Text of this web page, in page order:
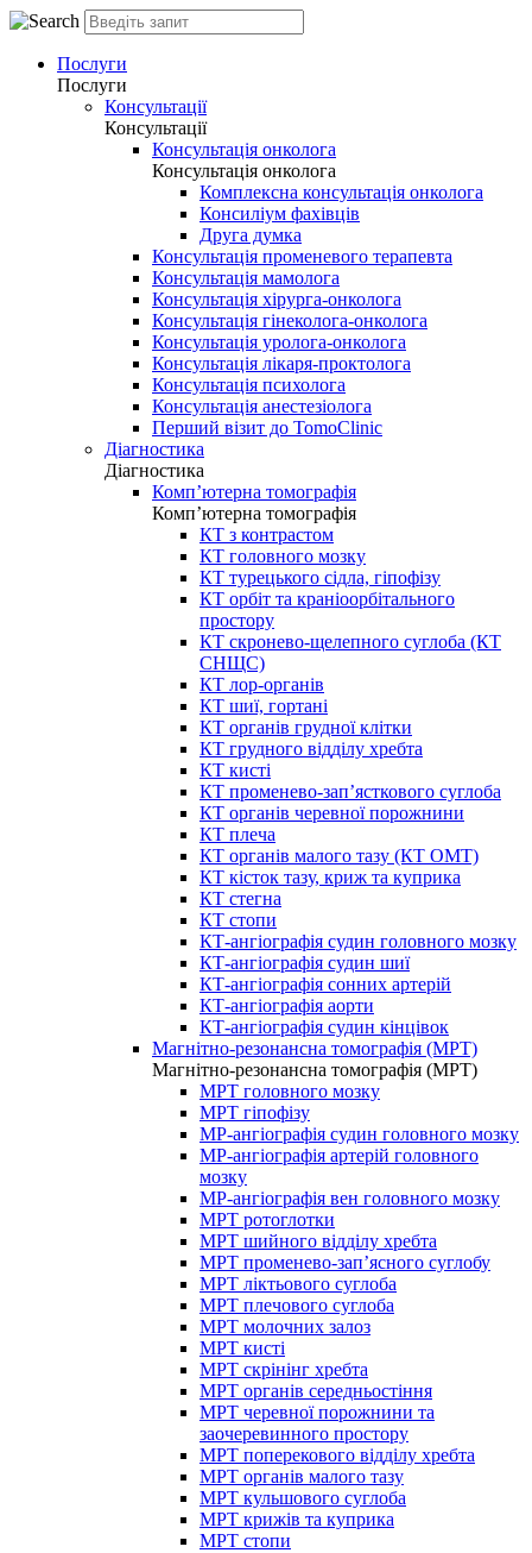
Послуги
Послуги
Консультації
Консультації
Консультація онколога
Консультація онколога
Комплексна консультація онколога
Консиліум фахівців
Друга думка
Консультація променевого терапевта
Консультація мамолога
Консультація хірурга-онколога
Консультація гінеколога-онколога
Консультація уролога-онколога
Консультація лікаря-проктолога
Консультація психолога
Консультація анестезіолога
Перший візит до TomoClinic
Діагностика
Діагностика
Комп’ютерна томографія
Комп’ютерна томографія
КТ з контрастом
КТ головного мозку
КТ турецького сідла, гіпофізу
КТ орбіт та краніоорбітального
простору
КТ скронево-щелепного суглоба (КТ
СНЩС)
КТ лор-органів
КТ шиї, гортані
КТ органів грудної клітки
КТ грудного відділу хребта
КТ кисті
КТ променево-зап’ясткового суглоба
КТ органів черевної порожнини
КТ плеча
КТ органів малого тазу (КТ ОМТ)
КТ кісток тазу, криж та куприка
КТ стегна
КТ стопи
КТ-ангіографія судин головного мозку
КТ-ангіографія судин шиї
КТ-ангіографія сонних артерій
КТ-ангіографія аорти
КТ-ангіографія судин кінцівок
Магнітно-резонансна томографія (МРТ)
Магнітно-резонансна томографія (МРТ)
МРТ головного мозку
МРТ гіпофізу
МР-ангіографія судин головного мозку
МР-ангіографія артерій головного
мозку
МР-ангіографія вен головного мозку
МРТ ротоглотки
МРТ шийного відділу хребта
МРТ променево-зап’ясного суглобу
МРТ ліктьового суглоба
МРТ плечового суглоба
МРТ молочних залоз
МРТ кисті
МРТ скрінінг хребта
МРТ органів середньостіння
МРТ черевної порожнини та
заочеревинного простору
МРТ поперекового відділу хребта
МРТ органів малого тазу
МРТ кульшового суглоба
МРТ крижів та куприка
МРТ стопи